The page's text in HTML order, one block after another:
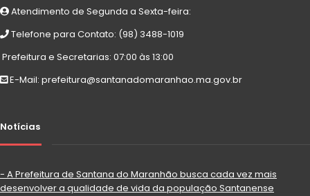
Atendimento de Segunda a Sexta-feira:
Telefone para Contato: (98) 3488-1019
Prefeitura e Secretarias: 07:00 às 13:00
E-Mail: prefeitura@santanadomaranhao.ma.gov.br
Notícias
- A Prefeitura de Santana do Maranhão busca cada vez mais
desenvolver a qualidade de vida da população Santanense